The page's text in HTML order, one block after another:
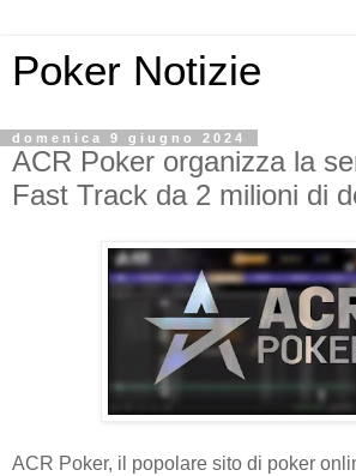
Poker Notizie
domenica 9 giugno 2024
ACR Poker organizza la
Fast Track da 2 milioni di
ACR Poker, il popolare sito di poker